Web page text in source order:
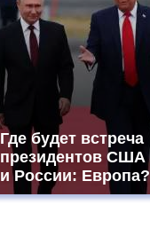
Где будет встреча
президентов США
и России: Европа?